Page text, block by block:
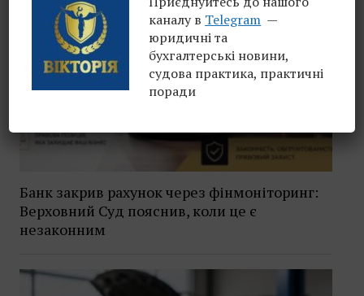
Банк закрив рахунок через фінмоніторинг:
Верховний Суд пояснив, коли це є
незаконним
каналу в Telegram —
юридичні та
бухгалтерські новини,
судова практика, практичні
поради